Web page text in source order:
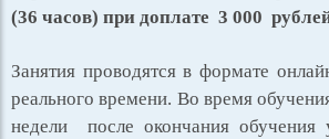
(36 часов) при доплате 3 000
Занятия проводятся в формате
реального времени. Во время
недели после окончания обучения